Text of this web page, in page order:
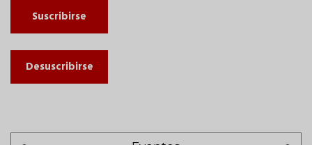
Suscribirse
Desuscribirse